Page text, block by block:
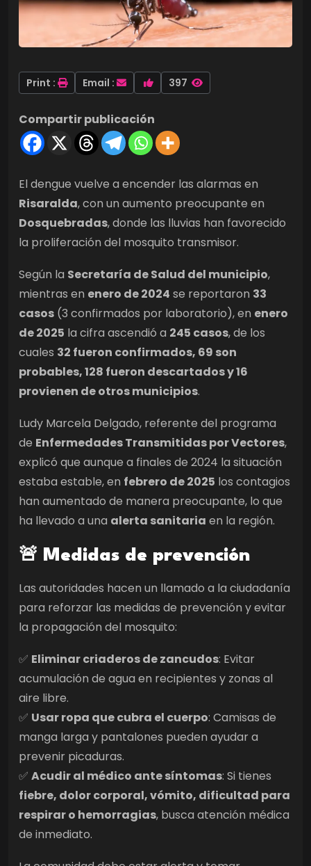
Print : Email : 397
Compartir publicación
El dengue vuelve a encender las alarmas en
Risaralda, con un aumento preocupante en
Dosquebradas, donde las lluvias han favorecido
la proliferación del mosquito transmisor.
Según la Secretaría de Salud del municipio,
mientras en enero de 2024 se reportaron 33
casos (3 confirmados por laboratorio), en enero
de 2025 la cifra ascendió a 245 casos, de los
cuales 32 fueron confirmados, 69 son
probables, 128 fueron descartados y 16
provienen de otros municipios.
Ludy Marcela Delgado, referente del programa
de Enfermedades Transmitidas por Vectores,
explicó que aunque a finales de 2024 la situación
estaba estable, en febrero de 2025 los contagios
han aumentado de manera preocupante, lo que
ha llevado a una alerta sanitaria en la región.
🚨 Medidas de prevención
Las autoridades hacen un llamado a la ciudadanía
para reforzar las medidas de prevención y evitar
la propagación del mosquito:
✅ Eliminar criaderos de zancudos: Evitar
acumulación de agua en recipientes y zonas al
aire libre.
✅ Usar ropa que cubra el cuerpo: Camisas de
manga larga y pantalones pueden ayudar a
prevenir picaduras.
✅ Acudir al médico ante síntomas: Si tienes
fiebre, dolor corporal, vómito, dificultad para
respirar o hemorragias, busca atención médica
de inmediato.